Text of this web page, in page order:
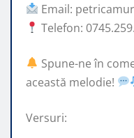
Email:
Telefon:
Spune-ne în
această melodie!
Versuri: